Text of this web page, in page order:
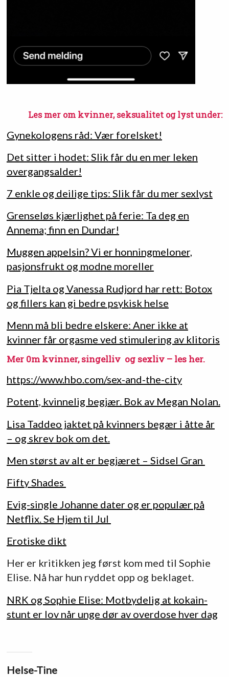
Les mer om kvinner, seksualitet og lyst under:
Gynekologens råd: Vær forelsket!
Det sitter i hodet: Slik får du en mer leken
overgangsalder!
7 enkle og deilige tips: Slik får du mer sexlyst
Grenseløs kjærlighet på ferie: Ta deg en
Annema; finn en Dundar!
Muggen appelsin? Vi er honningmeloner,
pasjonsfrukt og modne moreller
Pia Tjelta og Vanessa Rudjord har rett: Botox
og fillers kan gi bedre psykisk helse
Menn må bli bedre elskere: Aner ikke at
kvinner får orgasme ved stimulering av klitoris
Mer 0m kvinner, singelliv og sexliv – les her.
https://www.hbo.com/sex-and-the-city
Potent, kvinnelig begjær. Bok av Megan Nolan.
Lisa Taddeo jaktet på kvinners begær i åtte år
– og skrev bok om det.
Men størst av alt er begjæret – Sidsel Gran
Fifty Shades
Evig-single Johanne dater og er populær på
Netflix. Se Hjem til Jul
Erotiske dikt
Her er kritikken jeg først kom med til Sophie
Elise. Nå har hun ryddet opp og beklaget.
NRK og Sophie Elise: Motbydelig at kokain-
stunt er lov når unge dør av overdose hver dag
Helse-Tine